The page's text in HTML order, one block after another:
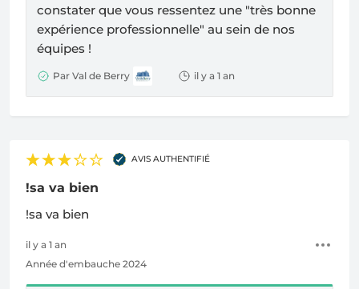
constater que vous ressentez une "très bonne
expérience professionnelle" au sein de nos
équipes !
Par Val de Berry il y a 1 an
AVIS AUTHENTIFIÉ
!sa va bien
!sa va bien
il y a 1 an
Année d'embauche 2024